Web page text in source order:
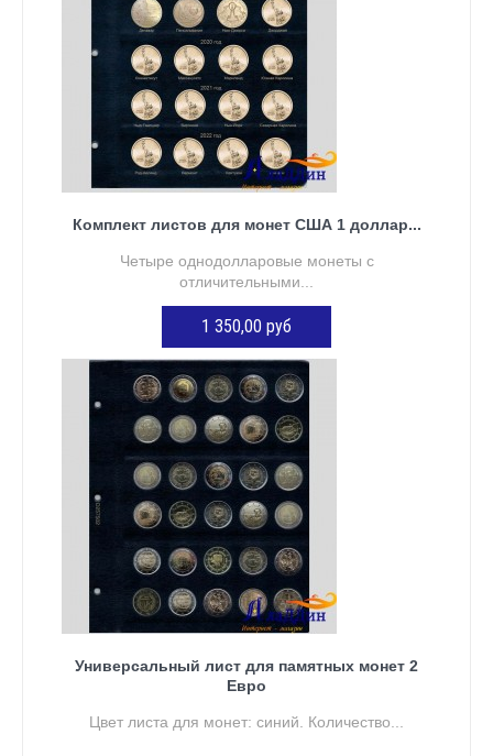
Комплект листов для монет США 1 доллар...
Четыре однодолларовые монеты с
отличительными...
1 350,00 руб
ДОБАВИТЬ В КОРЗИНУ
Универсальный лист для памятных монет 2
Евро
Цвет листа для монет: синий. Количество...